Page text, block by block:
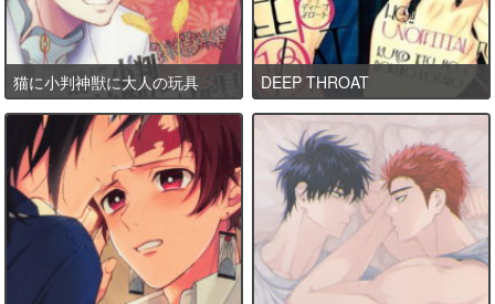
猫に小判神獣に大人の玩具 DEEP THROAT